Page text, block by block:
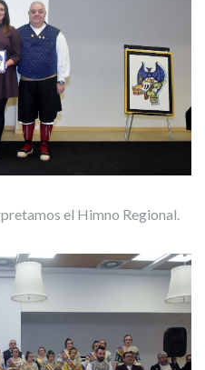
el Himno Regional.